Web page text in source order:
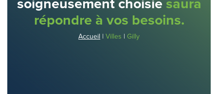
répondre à vos besoins.
Accueil | Villes | Gilly